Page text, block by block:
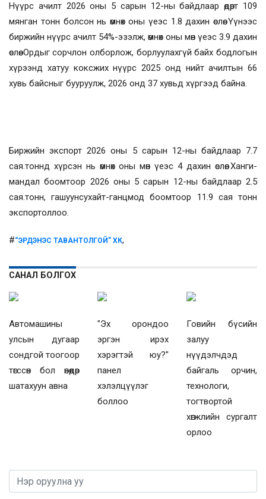
Нүүрс ачилт 2026 оны 5 сарын 12-ны байдлаар өдөрт 109
мянган тонн болсон нь өмнөх оны үеэс 1.8 дахин өслөө. Үүнээс
биржийн нүүрс ачилт 54%-эзэлж, өмнөх оны мөн үеэс 3.9 дахин
өслөө. Ордыг сорчлон олборлож, борлуулахгүй байх бодлогын
хүрээнд хатуу коксжих нүүрс 2025 онд нийт ачилтын 66
хувь байсныг бууруулж, 2026 онд 37 хувьд хүргээд байна.
Биржийн экспорт 2026 оны 5 сарын 12-ны байдлаар 7.7
сая.тоннд хүрсэн нь өмнөх оны мөн үеэс 4 дахин өслөө. Ханги-
мандал боомтоор 2026 оны 5 сарын 12-ны байдлаар 2.5
сая.тонн, гашуунсухайт-ганцмод боомтоор 11.9 сая тонн
экспортоллоо.
#“ЭРДЭНЭС ТАВАНТОЛГОЙ” ХК,
САНАЛ БОЛГОХ
Автомашины
улсын дугаар
сондгой тоогоор
төгссөн бол өнөөдөр
шатахуун авна
"Эх орондоо
эргэн ирэх
хэрэгтэй юу?"
панел
хэлэлцүүлэг
боллоо
Говийн бүсийн
залуу
нүүдэлчдэд
байгаль орчин,
технологи,
тогтвортой
хөгжлийн сургалт
орлоо